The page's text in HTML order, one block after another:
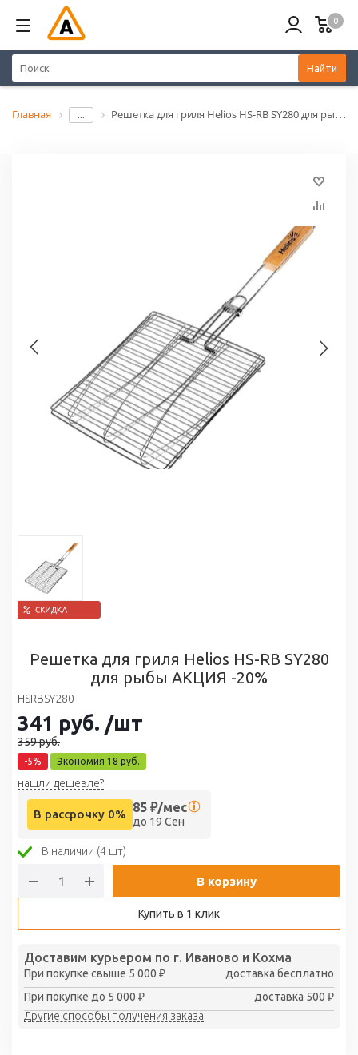
0
Найти
Главная ... Решетка для гриля Helios HS-RB SY280 для рыбы АКЦИЯ -20%
Решетка для гриля Helios HS-RB SY280
для рыбы АКЦИЯ -20%
HSRBSY280
341 руб. /шт
359руб.
-5% Экономия 18 руб.
нашли дешевле?
В рассрочку 0% 85 ₽/мес
до 19 Сен
В наличии (4 шт)
В корзину
Купить в 1 клик
Доставим курьером по г. Иваново и Кохма
При покупке свыше 5 000 ₽
доставка бесплатно
При покупке до 5 000 ₽
доставка 500 ₽
Другие способы получения заказа